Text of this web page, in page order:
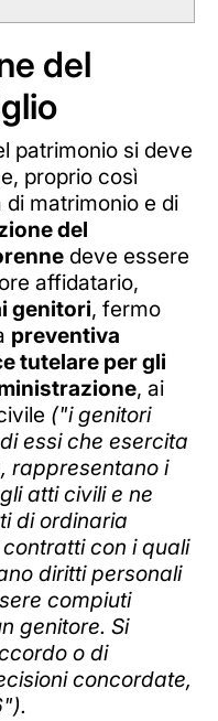
del
patrimonio si deve
proprio così
matrimonio e di
del
deve essere
affidatario,
genitori, fermo
preventiva
tutelare per gli
, ai
("i genitori
essi che esercita
rappresentano i
atti civili e ne
di ordinaria
con i quali
diritti personali
compiuti
genitore. Si
o di
concordate,